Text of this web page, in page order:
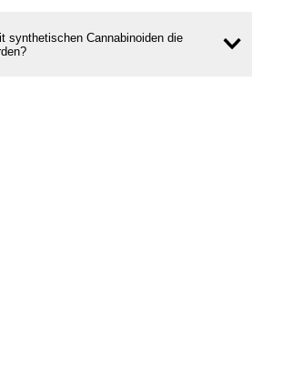
synthetischen Cannabinoiden die